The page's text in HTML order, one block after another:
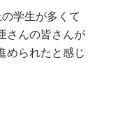
学生が多くて
さんの皆さんが
められたと感じ